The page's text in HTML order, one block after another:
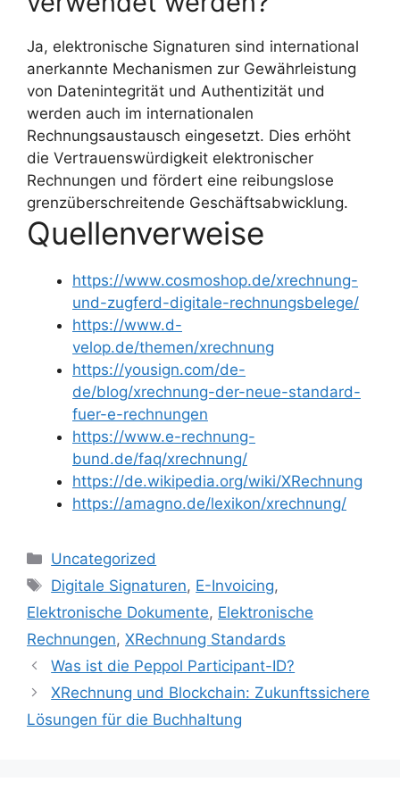
Ja, elektronische Signaturen sind international
anerkannte Mechanismen zur Gewährleistung
von Datenintegrität und Authentizität und
werden auch im internationalen
Rechnungsaustausch eingesetzt. Dies erhöht
die Vertrauenswürdigkeit elektronischer
Rechnungen und fördert eine reibungslose
grenzüberschreitende Geschäftsabwicklung.
Quellenverweise
https://www.cosmoshop.de/xrechnung-
und-zugferd-digitale-rechnungsbelege/
https://www.d-
velop.de/themen/xrechnung
https://yousign.com/de-
de/blog/xrechnung-der-neue-standard-
fuer-e-rechnungen
https://www.e-rechnung-
bund.de/faq/xrechnung/
https://de.wikipedia.org/wiki/XRechnung
https://amagno.de/lexikon/xrechnung/
Kategorien
Uncategorized
Schlagwörter
Digitale Signaturen, E-Invoicing,
Elektronische Dokumente, Elektronische
Rechnungen, XRechnung Standards
Was ist die Peppol Participant-ID?
XRechnung und Blockchain: Zukunftssichere
Lösungen für die Buchhaltung